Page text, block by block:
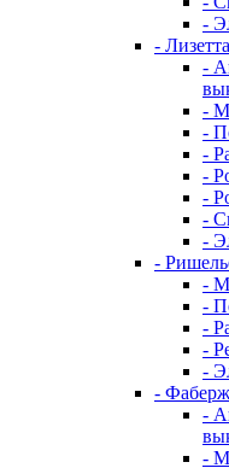
-
-
-
-
-
-
-
-
-
-
-
-
-
-
-
-
-
-
-